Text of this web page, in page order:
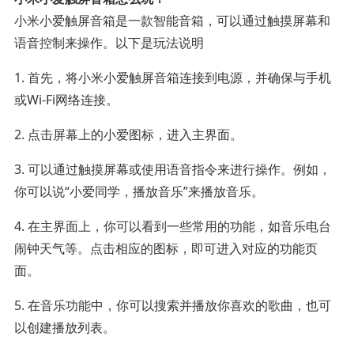
小米小爱触屏音箱是一款智能音箱，可以通过触摸屏幕和
语音控制来操作。以下是玩法说明
1. 首先，将小米小爱触屏音箱连接到电源，并确保与手机
或Wi-Fi网络连接。
2. 点击屏幕上的小爱图标，进入主界面。
3. 可以通过触摸屏幕或使用语音指令来进行操作。例如，
你可以说“小爱同学，播放音乐”来播放音乐。
4. 在主界面上，你可以看到一些常用的功能，如音乐电台
闹钟天气等。点击相应的图标，即可进入对应的功能页
面。
5. 在音乐功能中，你可以搜索并播放你喜欢的歌曲，也可
以创建播放列表。